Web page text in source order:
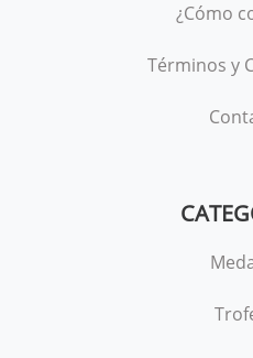
¿Cómo
Términos y